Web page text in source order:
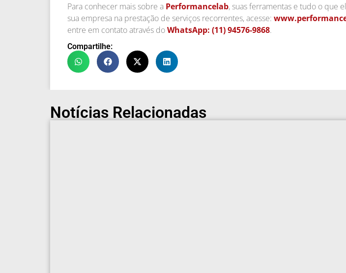
Para conhecer mais sobre a Performancelab, suas ferramentas e tudo o que
sua empresa na prestação de serviços recorrentes, acesse:
entre em contato através doWhatsApp: (11) 94576-9868.
Compartilhe:
Notícias Relacionadas